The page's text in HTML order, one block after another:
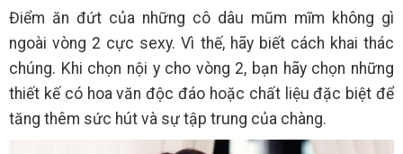
Điểm ăn đứt của những cô dâu mũm mĩm không gì
ngoài vòng 2 cực sexy. Vì thế, hãy biết cách khai thác
chúng. Khi chọn nội y cho vòng 2, bạn hãy chọn những
thiết kế có hoa văn độc đáo hoặc chất liệu đặc biệt để
tăng thêm sức hút và sự tập trung của chàng.